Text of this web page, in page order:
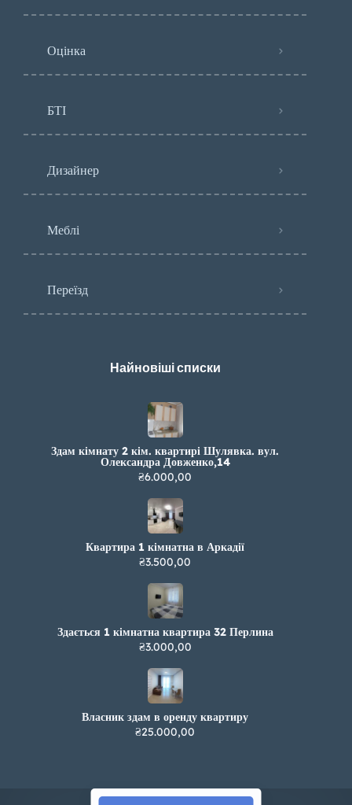
Оцінка
БТІ
Дизайнер
Меблі
Переїзд
Найновіші списки
Здам кімнату 2 кім. квартирі Шулявка. вул.
Олександра Довженко,14
₴6.000,00
Квартира 1 кімнатна в Аркадії
₴3.500,00
Здається 1 кімнатна квартира 32 Перлина
₴3.000,00
Власник здам в оренду квартиру
₴25.000,00